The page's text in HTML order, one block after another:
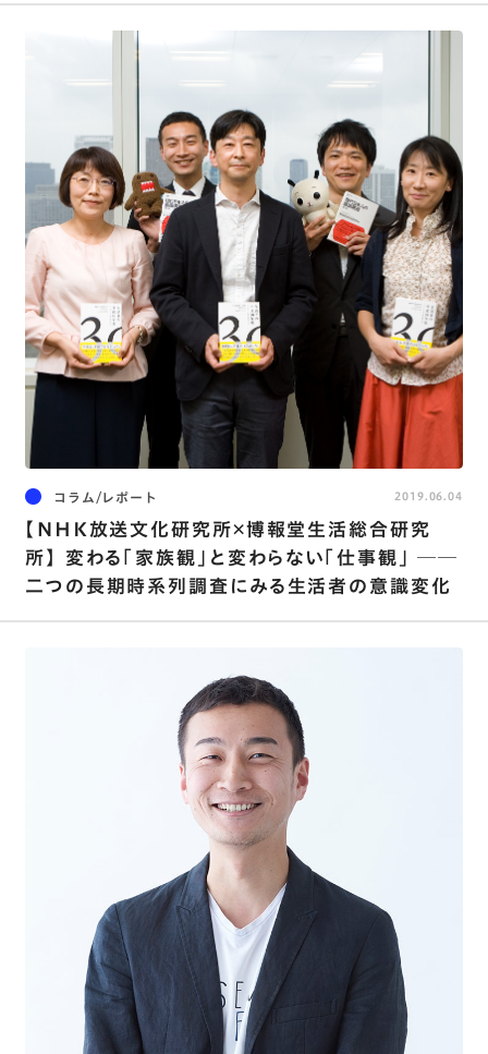
コラム/レポート
【NHK放送文化研究所×博報堂生活総合研究
所】 変わる「家族観」と変わらない「仕事観」 ──
二つの長期時系列調査にみる生活者の意識変化
2019.06.04